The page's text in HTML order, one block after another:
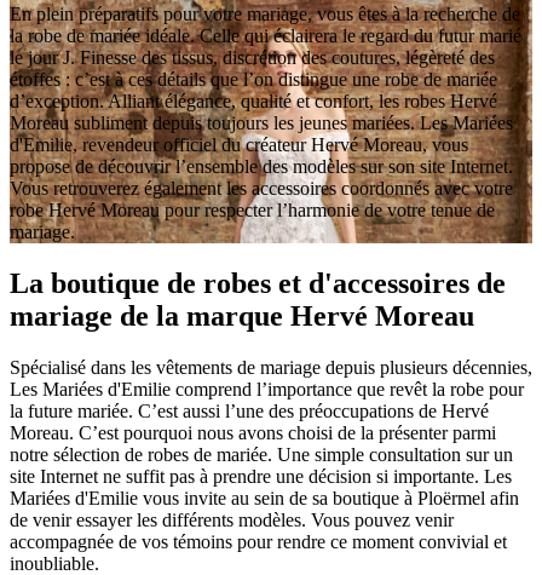
En plein préparatifs pour votre mariage, vous êtes à la recherche de
la robe de mariée idéale. Celle qui éclairera le regard du futur marié
le jour J. Finesse des tissus, discrétion des coutures, légèreté des
étoffes : c’est à ces détails que l’on distingue une robe de mariée
d’exception. Alliant élégance, qualité et confort, les robes Hervé
Moreau subliment depuis toujours les jeunes mariées. Les Mariées
d'Emilie, revendeur officiel du créateur Hervé Moreau, vous
propose de découvrir l’ensemble des modèles sur son site Internet.
Vous retrouverez également les accessoires coordonnés avec votre
robe Hervé Moreau pour respecter l’harmonie de votre tenue de
mariage.
La boutique de robes et d'accessoires de
mariage de la marque Hervé Moreau
Spécialisé dans les vêtements de mariage depuis plusieurs décennies,
Les Mariées d'Emilie comprend l’importance que revêt la robe pour
la future mariée. C’est aussi l’une des préoccupations de Hervé
Moreau. C’est pourquoi nous avons choisi de la présenter parmi
notre sélection de robes de mariée. Une simple consultation sur un
site Internet ne suffit pas à prendre une décision si importante. Les
Mariées d'Emilie vous invite au sein de sa boutique à Ploërmel afin
de venir essayer les différents modèles. Vous pouvez venir
accompagnée de vos témoins pour rendre ce moment convivial et
inoubliable.